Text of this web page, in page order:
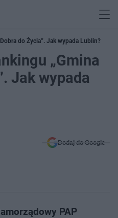
do Życia”. Jak wypada Lublin?
„Gmina
Jak wypada
Dodaj do Google
PAP